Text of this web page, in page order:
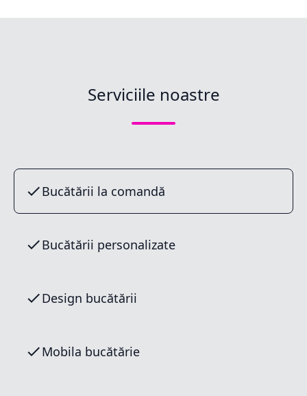
Serviciile noastre
Bucătării la comandă
Bucătării personalizate
Design bucătării
Mobila bucătărie